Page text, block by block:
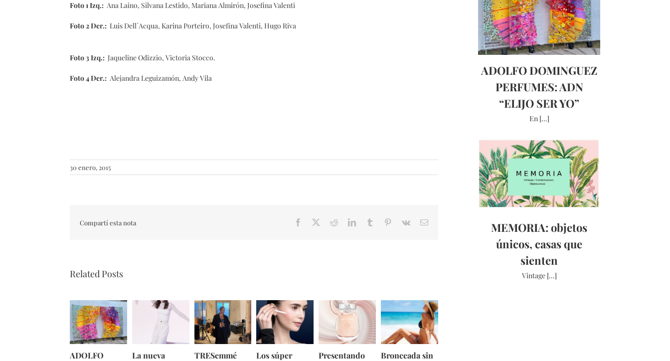
Foto 1 Izq.: Ana Laino, Silvana Lestido, Mariana Almirón, Josefina Valenti
Foto 2 Der.: Luis Dell´Acqua, Karina Porteiro, Josefina Valenti, Hugo Riva
Foto 3 Izq.: Jaqueline Odizzio, Victoria Stocco.
Foto 4 Der.: Alejandra Leguizamón, Andy Vila
30 enero, 2015
Compartí esta nota Facebook RedditLinkedInTumblr Pinterest
Vk Email
Related Posts
ADOLFO
La nueva
TRESemmé
Los súper
Presentando
Bronceada sin
ADOLFO DOMINGUEZ
PERFUMES: ADN
“ELIJO SER YO”
En [...]
MEMORIA: objetos
únicos, casas que
sienten
Vintage [...]